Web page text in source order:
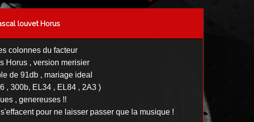
louvet Horus
colonnes du facteur
Horus , version merisier
de 91db , mariage ideal
, 300b, EL34 , EL84 , 2A3 )
, genereuses !!
pour ne laisser passer que la musique !